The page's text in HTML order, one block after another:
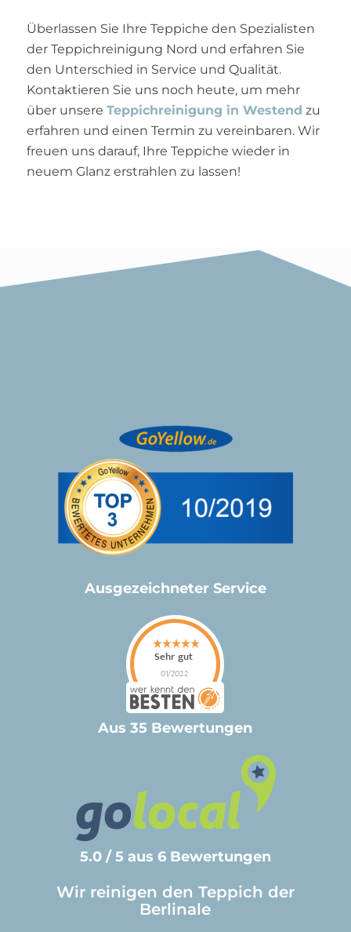
Überlassen Sie Ihre Teppiche den Spezialisten
der Teppichreinigung Nord und erfahren Sie
den Unterschied in Service und Qualität.
Kontaktieren Sie uns noch heute, um mehr
über unsere Teppichreinigung in Westend zu
erfahren und einen Termin zu vereinbaren. Wir
freuen uns darauf, Ihre Teppiche wieder in
neuem Glanz erstrahlen zu lassen!
Ausgezeichneter Service
Aus 35 Bewertungen
5.0 / 5 aus 6 Bewertungen
Wir reinigen den Teppich der
Berlinale